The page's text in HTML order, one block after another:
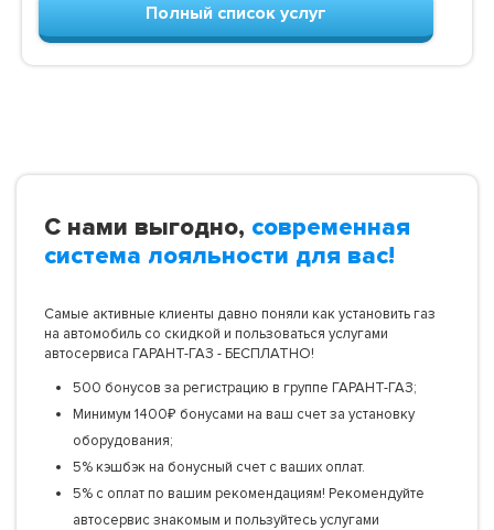
Полный список услуг
С нами выгодно, современная
система лояльности для вас!
Самые активные клиенты давно поняли как установить газ
на автомобиль со скидкой и пользоваться услугами
автосервиса ГАРАНТ-ГАЗ - БЕСПЛАТНО!
500 бонусов за регистрацию в группе ГАРАНТ-ГАЗ;
Минимум 1400₽ бонусами на ваш счет за установку
оборудования;
5% кэшбэк на бонусный счет с ваших оплат.
5% с оплат по вашим рекомендациям! Рекомендуйте
автосервис знакомым и пользуйтесь услугами